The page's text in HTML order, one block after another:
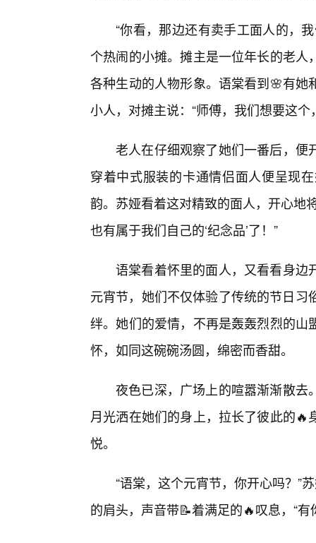
“你看，那边还有卖手工面人的，
个热闹的小摊。摊主是一位年长的老
各种生动的人物形象。语棠看到🌸有
小人，对摊主说：“师傅，我们想要这
老人在仔细观察了她们一番后，便
穿着中式服装的卡通情侣面人便呈现
韵。苏娅看着这对精致的面人，开心地
也有属于我们自己的‘纪念品’了！”
语棠看着怀里的面人，又看看身边
元宵节，她们不仅体验了传统的节日
绊。她们的爱情，不再是轰轰烈烈的
怀，如同这碗碗汤圆，绵密而香甜。
夜色已深，广场上的喧嚣渐渐散去
月光洒在她们的身上，拉长了彼此的
悦。
“语棠，这个元宵节，你开心吗？”
的肩头，声音带📝着满足的🔥叹息，“